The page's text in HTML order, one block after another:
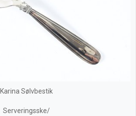
Karina Sølvbestik
Serveringsske/